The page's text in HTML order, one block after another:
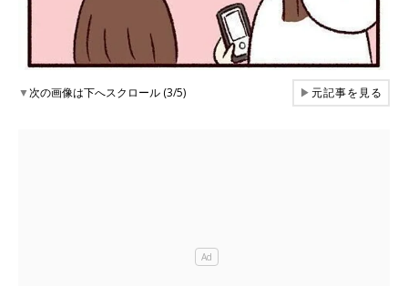
▼次の画像は下へスクロール (3/5) ▶元記事を見る